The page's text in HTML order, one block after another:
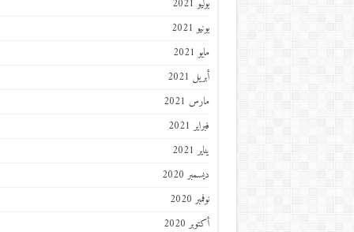
يونيو 2021
مايو 2021
أبريل 2021
مارس 2021
فبراير 2021
يناير 2021
ديسمبر 2020
نوفمبر 2020
أكتوبر 2020